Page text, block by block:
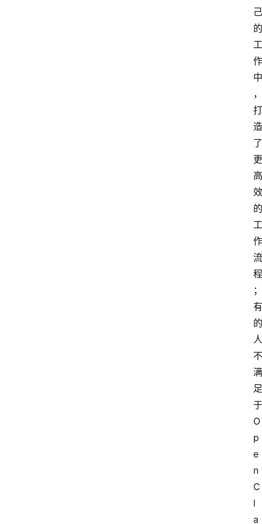
己
的
工
作
中
，
打
造
了
更
高
效
的
工
作
流
程
；
有
的
人
不
满
足
于
O
p
e
n
C
l
a